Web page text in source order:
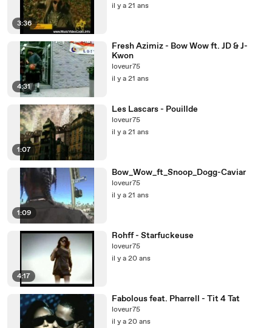
3:36
il y a 21 ans
4:31
Fresh Azimiz - Bow Wow ft. JD & J-
Kwon
loveur75
il y a 21 ans
1:07
Les Lascars - Pouillde
loveur75
il y a 21 ans
1:09
Bow_Wow_ft_Snoop_Dogg-Caviar
loveur75
il y a 21 ans
4:17
Rohff - Starfuckeuse
loveur75
il y a 20 ans
Fabolous feat. Pharrell - Tit 4 Tat
loveur75
il y a 20 ans